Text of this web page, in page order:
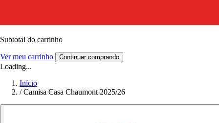
Subtotal do carrinho
Ver meu carrinho Continuar comprando
Loading...
Início
/ Camisa Casa Chaumont 2025/26